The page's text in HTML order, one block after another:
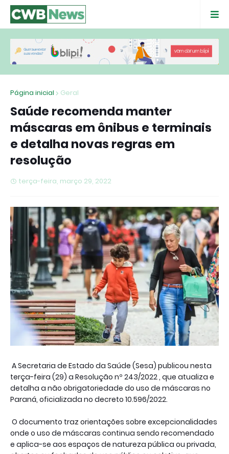
Página inicial Geral
Saúde recomenda manter
máscaras em ônibus e terminais
e detalha novas regras em
resolução
terça-feira, março 29, 2022
A Secretaria de Estado da Saúde (Sesa) publicou nesta
terça-feira (29) a Resolução nº 243/2022 , que atualiza e
detalha a não obrigatoriedade do uso de máscaras no
Paraná, oficializada no decreto 10.596/2022.
O documento traz orientações sobre excepcionalidades
onde o uso de máscaras continua sendo recomendado
e aplica-se aos espaços de natureza pública ou privada,